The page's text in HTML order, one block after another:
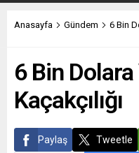
Anasayfa Gündem 6 Bin
6 Bin
Kaçakçılığı
Paylaş Tweetle